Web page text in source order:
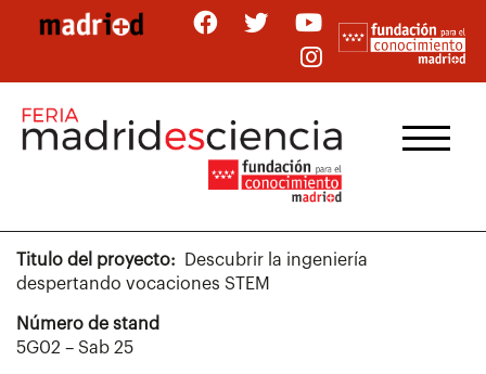
principal
Titulo del proyecto
Descubrir la ingeniería
despertando vocaciones STEM
Número de stand
5G02 – Sab 25